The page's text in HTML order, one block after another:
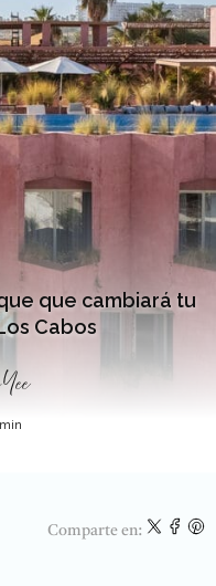
que cambiará tu
Cabos
Comparte en: